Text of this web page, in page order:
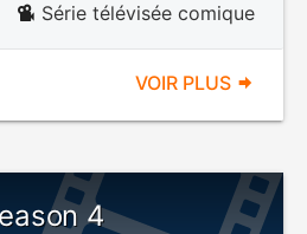
Série télévisée comique
VOIR PLUS
4